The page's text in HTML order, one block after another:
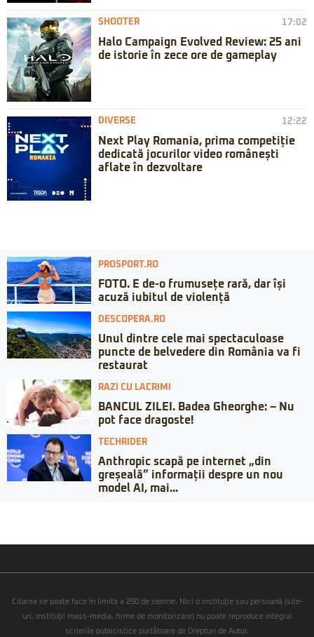
SHOOTER 17:02
Halo Campaign Evolved Review: 25 ani
de istorie în zece ore de gameplay
DIVERSE 12:22
Next Play Romania, prima competiție
dedicată jocurilor video românești
aflate în dezvoltare
PROSPORT.RO
FOTO. E de-o frumusețe rară, dar își
acuză iubitul de violență
DESCOPERA.RO
Unul dintre cele mai spectaculoase
puncte de belvedere din România va fi
restaurat
RAZI CU LACRIMI
BANCUL ZILEI. Badea Gheorghe: – Nu
pot face dragoste!
TECHRIDER
Anthropic scapă pe internet „din
greșeală” informații despre un nou
model AI, mai...
Citarea se poate face în limita a 250 de semne. Nici o instituţie sau persoană (site-
uri, instituţii mass-media, firme de monitorizare) nu poate reproduce integral
scrierile publicistice purtătoare de Drepturi de Autor.